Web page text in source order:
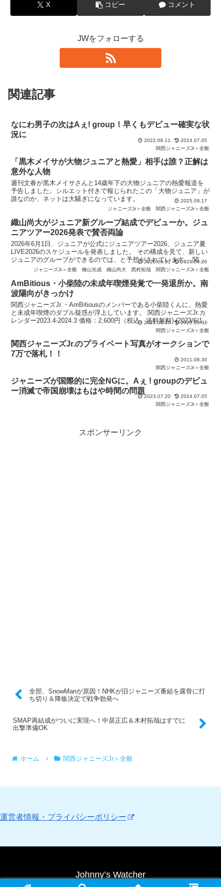
X コピー コメント
JWをフォローする
関連記事
なにわ男子の次はAぇ! group！早くもデビュー確実な状
況に
2022.08.11
2024.07.05
関西ジャニーズJr＞全般
「黒木メイサが大物ジュニアと熱愛」相手は誰？正解は
意外な人物
週刊文春が黒木メイサさんと14歳年下の大物ジュニアの熱愛報道を
予告しました。シルエット付きで報じられたこの「大物ジュニア」が
誰なのか、ネットは大騒ぎになっています。
2025.09.17
ジャニーズJr＞全般
関西ジャニーズJr＞全般
織山尚大がジュニア新グループ結成でデビューか。ジュ
ニアツアー2026発表で賛否両論
2026年6月1日、ジュニアが公式にジュニアツアー2026、ジュニア夏
LIVE2026のスケジュールを発表しました。 その構成を見て、新しい
ジュニアのグループができるのでは、と予想がされています。 関西
ジュニアカレンダー 2025.4→20
2026.06.01
2026.06.26
ジャニーズJr＞全般
檜山光成 織山尚大 西村拓哉 関西ジャニーズJr＞全般
AmBitious・小柴陸の未成年喫煙発覚で一発退所か。南
波陽向がきっかけ
関西ジャニーズJr.・AmBitiousのメンバーである小柴陸くんに、熱愛
と未成年喫煙のダブル疑惑が浮上しています。 関西ジャニーズJr.カ
レンダー2023.4-2024.3 価格：2,600円（税込、送料無料) (2023/6/16
2023.06.16
2025.03.02
関西ジャニーズJr＞全般
関西ジャニーズJr.のプライベート写真がオークションで
7万で落札！！
2011.08.30
関西ジャニーズJr＞全般
ジャニーズが国際的に完全NGに。Aぇ ! groupのデビュ
ー消滅で帝国崩壊はもはや時間の問題
2023.07.20
2024.07.05
関西ジャニーズJr＞全般
スポンサーリンク
全部、SnowManが原因！NHKが旧ジャニーズ番組を露骨に打
ち切り＆降板決定で戦争勃発へ
SMAP再結成がついに実現へ！中居正広＆木村拓哉はすでに
出撃準備OK
ホーム 関西ジャニーズJr＞全般
運営者情報・プライバシーポリシー
Johnny’s Watcher